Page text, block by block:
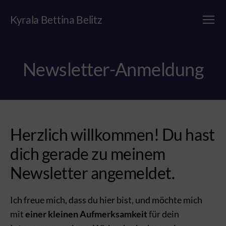
Kyrala Bettina Belitz
Newsletter-Anmeldung
Herzlich willkommen! Du hast
dich gerade zu meinem
Newsletter angemeldet.
Ich freue mich, dass du hier bist, und möchte mich
miteiner kleinen Aufmerksamkeitfür dein